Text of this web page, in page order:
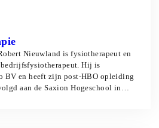
Nieuwland is fysiotherapeut en
Hij is
BV en heeft zijn post-HBO opleiding
aan de Saxion Hogeschool in